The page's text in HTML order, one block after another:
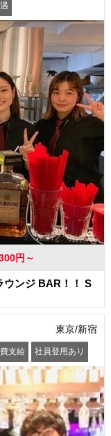
あり 髪型・髪色自由
通費支給
円～
ウンジ BAR！！ S
東京/新宿
支給 社員登用あり